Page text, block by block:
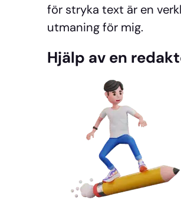
för stryka text är en
utmaning för mig.
Hjälp av en